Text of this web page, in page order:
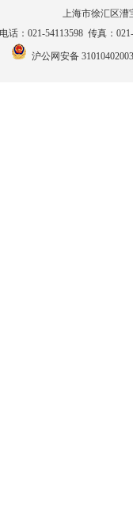
上海市徐汇区漕
电话：021-54113598 传真：
沪公网安备